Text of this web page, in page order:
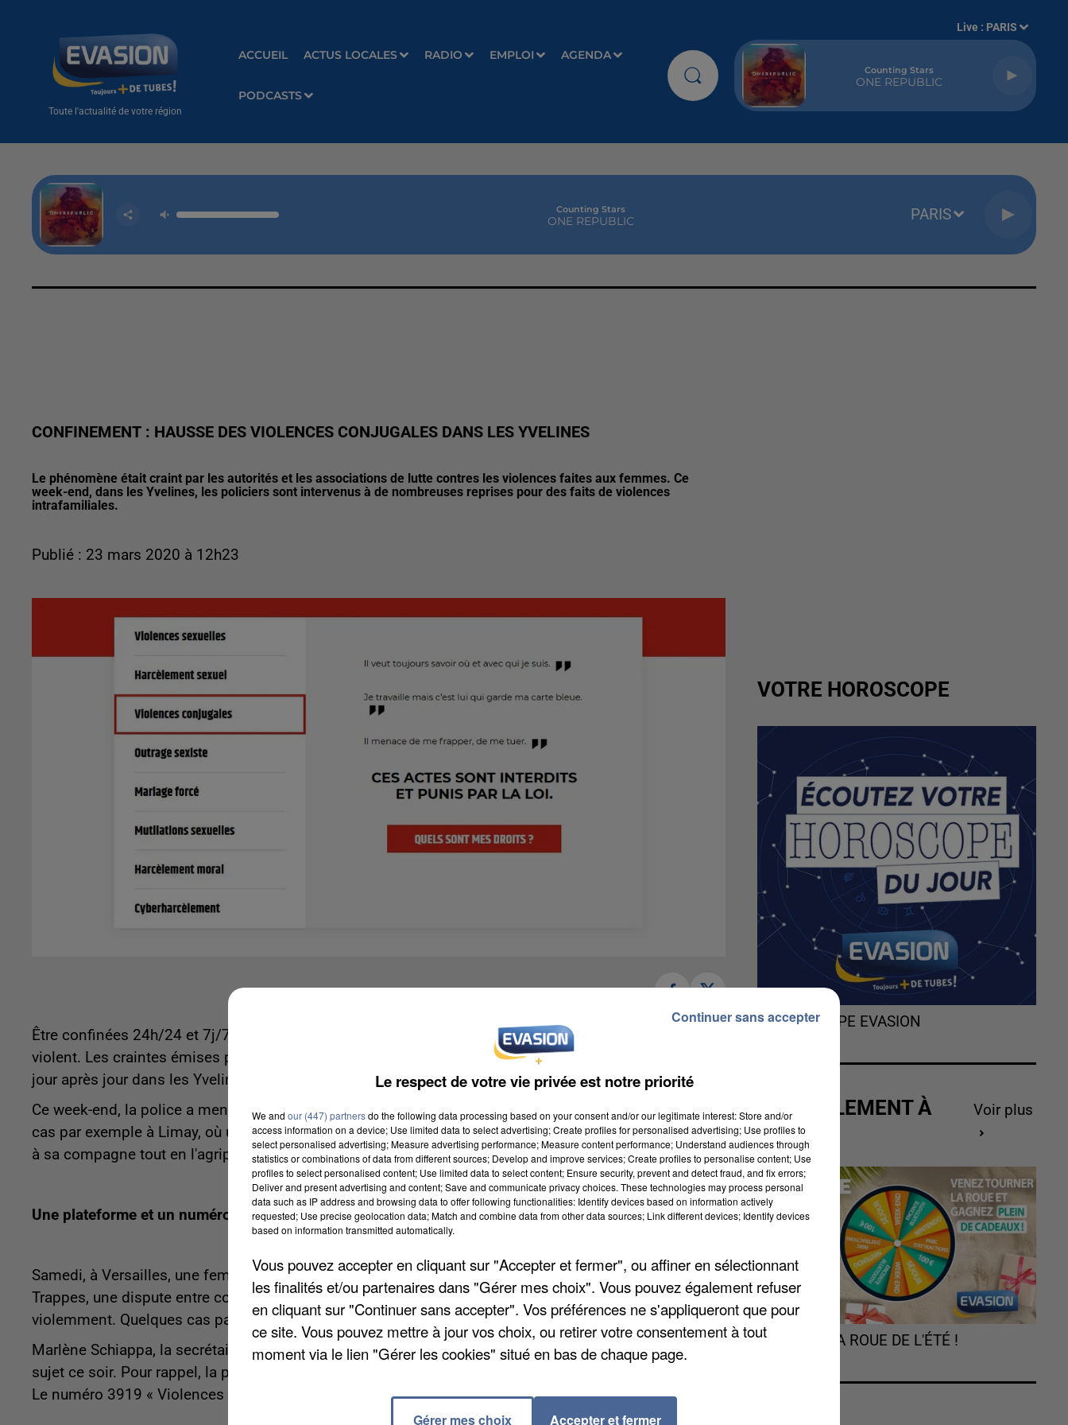
Toute l'actualité de votre région
ACCUEIL ACTUS LOCALES RADIO EMPLOI AGENDA
PODCASTS
Live : PARIS
Counting Stars
ONE REPUBLIC
Counting Stars
ONE REPUBLIC PARIS
CONFINEMENT : HAUSSE DES VIOLENCES CONJUGALES DANS LES YVELINES
Le phénomène était craint par les autorités et les associations de lutte contres les violences faites aux femmes. Ce
week-end, dans les Yvelines, les policiers sont intervenus à de nombreuses reprises pour des faits de violences
intrafamiliales.
Publié : 23 mars 2020 à 12h23
Être confinées 24h/24 et 7j/7 devient un véritable calvaire pour les femmes en couple avec un mari
violent. Les craintes émises par de nombreuses associations au début de confinement se confirment
jour après jour dans les Yvelines, rapporte
Le Parisien
Ce week-end, la police a mené plusieurs opérations après des faits de violences conjugales. Ce fut le
cas par exemple à Limay, où un homme de 41 ans a été arrêté après avoir donné des coups de ceinture
à sa compagne tout en l'agrippant par le cou.
Une plateforme et un numéro toujours accessibles
Samedi, à Versailles, une femme a contacté la police après avoir reçu des gifles. Le même jour, à
Trappes, une dispute entre conjoints à propos de factures impayées a finalement dégénéré
violemment. Quelques cas parmi tant d'autres qui montrent bien une hausse de ce phénomène.
Marlène Schiappa, la secrétaire d'État chargé de l'égalité femmes/hommes a prévu de s'exprimer sur le
sujet ce soir. Pour rappel, la plateforme
Le numéro 3919 « Violences femmes info » reste ouvert également.
VOTRE HOROSCOPE
L'HOROSCOPE EVASION
ACTUELLEMENT À
GAGNER
Voir plus
TOURNEZ LA ROUE DE L'ÉTÉ !
Le respect de votre vie privée est notre priorité
We and our (447) partnersdo the following data processing based on your consent and/or our legitimate interest: Store and/or
access information on a device; Use limited data to select advertising; Create profiles for personalised advertising; Use profiles to
select personalised advertising; Measure advertising performance; Measure content performance; Understand audiences through
statistics or combinations of data from different sources; Develop and improve services; Create profiles to personalise content; Use
profiles to select personalised content; Use limited data to select content; Ensure security, prevent and detect fraud, and fix errors;
Deliver and present advertising and content; Save and communicate privacy choices. These technologies may process personal
data such as IP address and browsing data to offer following functionalities: Identify devices based on information actively
requested; Use precise geolocation data; Match and combine data from other data sources; Link different devices; Identify devices
based on information transmitted automatically.
Vous pouvez accepter en cliquant sur "Accepter et fermer", ou affiner en sélectionnant
les finalités et/ou partenaires dans "Gérer mes choix". Vous pouvez également refuser
en cliquant sur "Continuer sans accepter". Vos préférences ne s'appliqueront que pour
ce site. Vous pouvez mettre à jour vos choix, ou retirer votre consentement à tout
moment via le lien "Gérer les cookies" situé en bas de chaque page.
Gérer mes choix Accepter et fermer
Continuer sans accepter